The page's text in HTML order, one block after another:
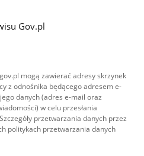
Gov.pl
mogą zawierać adresy skrzynek
z odnośnika będącego adresem e-
danych (adres e-mail oraz
w celu przesłania
przetwarzania danych przez
politykach przetwarzania danych